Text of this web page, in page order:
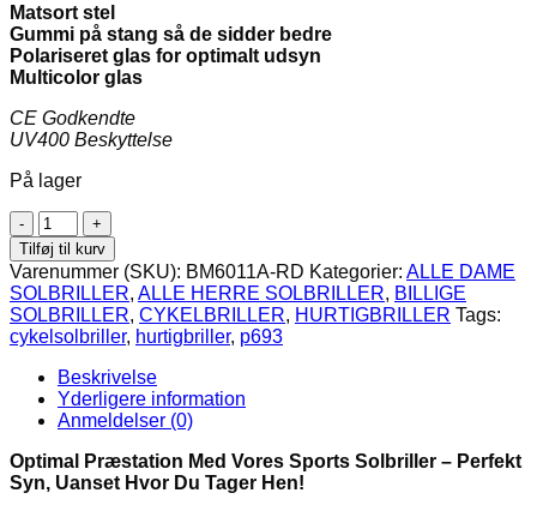
Matsort stel
Gummi på stang så de sidder bedre
Polariseret glas for optimalt udsyn
Multicolor glas
CE Godkendte
UV400 Beskyttelse
På lager
Matsorte
hurtigbriller
/
sportssolbriller
med
rød
kobber
detalje
|
Trentino
antal
Tilføj til kurv
Varenummer (SKU): BM6011A-RD Kategorier: ALLE DAME
SOLBRILLER, ALLE HERRE SOLBRILLER, BILLIGE
SOLBRILLER, CYKELBRILLER, HURTIGBRILLER Tags:
cykelsolbriller, hurtigbriller, p693
Beskrivelse
Yderligere information
Anmeldelser (0)
Optimal Præstation Med Vores Sports Solbriller – Perfekt
Syn, Uanset Hvor Du Tager Hen!